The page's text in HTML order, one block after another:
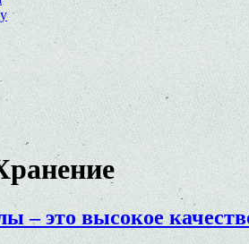
– это высокое